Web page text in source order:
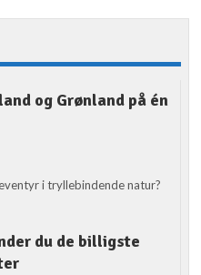
og Grønland på én
i tryllebindende natur?
du de billigste